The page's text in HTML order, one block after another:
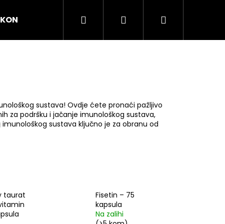
KONTAKT SAVJETI I INSPIRACIJA
PretražiPrijava Košarica
sustava! Ovdje ćete pronaći pažljivo
za podršku i jačanje imunološkog sustava,
sustava ključno je za obranu od
taurat
Fisetin – 75
kapsula
Na zalihi
Dalje